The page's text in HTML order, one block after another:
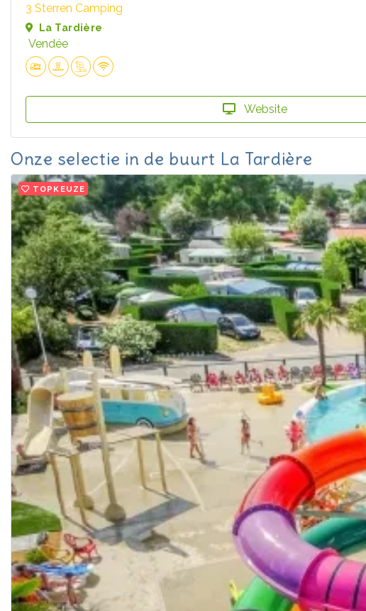
3 Sterren Camping
La Tardière
Vendée
Website
Onze selectie in de buurt La Tardière
TOPKEUZE